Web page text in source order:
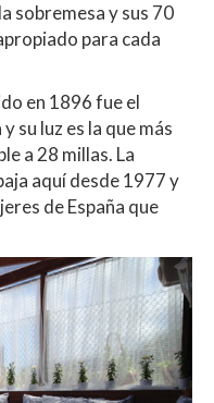
sobremesa y sus 70
para cada
en 1896 fue el
su luz es la que más
a 28 millas. La
aquí desde 1977 y
de España que